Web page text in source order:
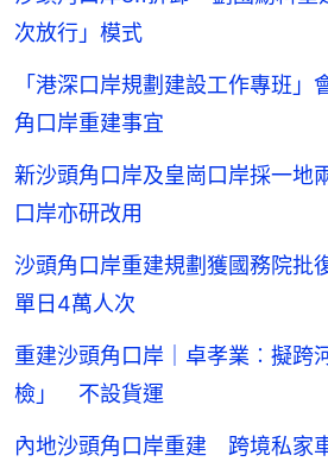
次放行」模式
「港深口岸規劃建設工作專班
角口岸重建事宜
新沙頭角口岸及皇崗口岸採一
口岸亦研改用
沙頭角口岸重建規劃獲國務院
單日4萬人次
重建沙頭角口岸｜卓孝業︰擬跨
檢」 不設貨運
內地沙頭角口岸重建 跨境私家